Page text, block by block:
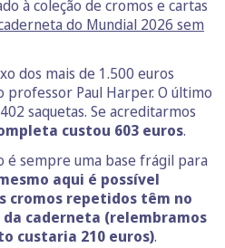
à coleção de cromos e cartas
do Mundial 2026 sem
dos mais de 1.500 euros
Paul Harper. O último
saquetas. Se acreditarmos
custou 603 euros.
é sempre uma base frágil para
aqui é possível
cromos repetidos têm no
caderneta (relembramos
custaria 210 euros).